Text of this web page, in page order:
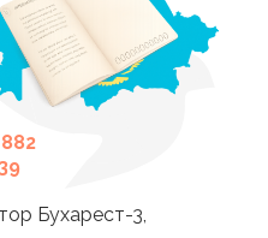
Бухарест-3,